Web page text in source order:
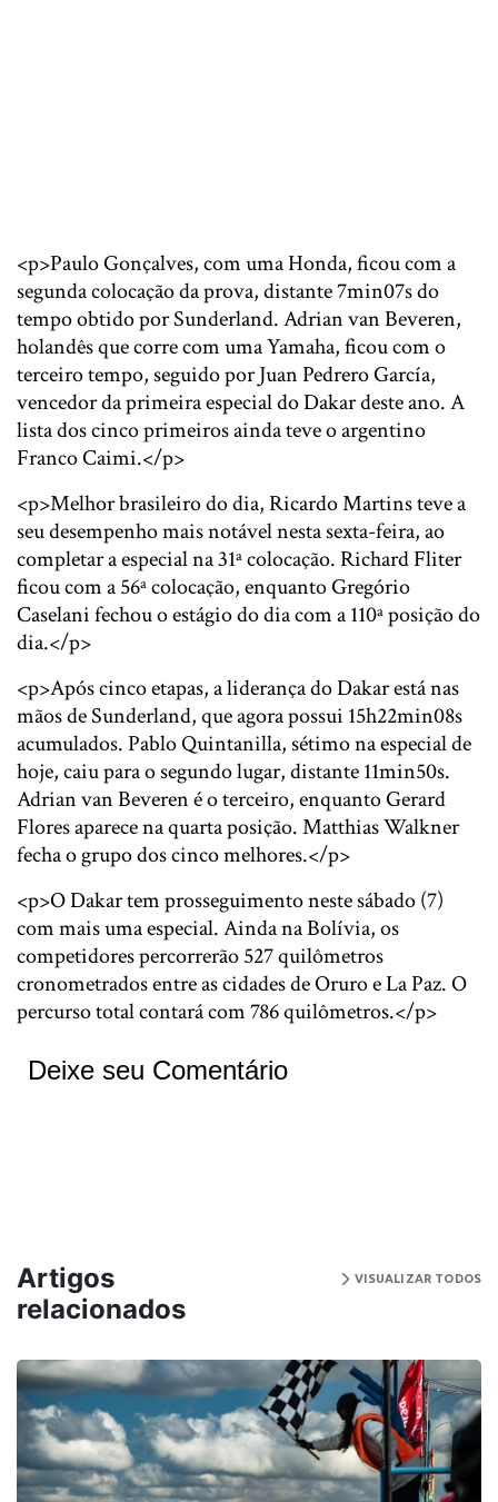
<p>Paulo Gonçalves, com uma Honda, ficou com a
segunda colocação da prova, distante 7min07s do
tempo obtido por Sunderland. Adrian van Beveren,
holandês que corre com uma Yamaha, ficou com o
terceiro tempo, seguido por Juan Pedrero García,
vencedor da primeira especial do Dakar deste ano. A
lista dos cinco primeiros ainda teve o argentino
Franco Caimi.</p>
<p>Melhor brasileiro do dia, Ricardo Martins teve a
seu desempenho mais notável nesta sexta-feira, ao
completar a especial na 31ª colocação. Richard Fliter
ficou com a 56ª colocação, enquanto Gregório
Caselani fechou o estágio do dia com a 110ª posição do
dia.</p>
<p>Após cinco etapas, a liderança do Dakar está nas
mãos de Sunderland, que agora possui 15h22min08s
acumulados. Pablo Quintanilla, sétimo na especial de
hoje, caiu para o segundo lugar, distante 11min50s.
Adrian van Beveren é o terceiro, enquanto Gerard
Flores aparece na quarta posição. Matthias Walkner
fecha o grupo dos cinco melhores.</p>
<p>O Dakar tem prosseguimento neste sábado (7)
com mais uma especial. Ainda na Bolívia, os
competidores percorrerão 527 quilômetros
cronometrados entre as cidades de Oruro e La Paz. O
percurso total contará com 786 quilômetros.</p>
Deixe seu Comentário
Artigos
relacionados
VISUALIZAR TODOS